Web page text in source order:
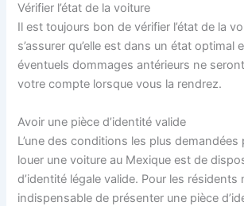
Vérifier l’état de la voiture
Il est toujours bon de vérifier l’état de la
s’assurer qu’elle est dans un état optimal
éventuels dommages antérieurs ne
votre compte lorsque vous la rendrez.
Avoir une pièce d’identité valide
L’une des conditions les plus
louer une voiture au Mexique est de
d’identité légale valide. Pour les résidents
indispensable de présenter une pièce